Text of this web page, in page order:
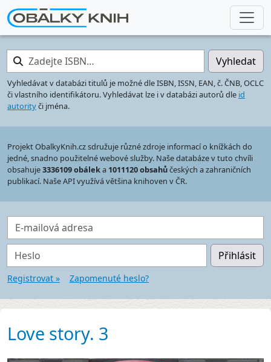
Zadejte ISBN… Vyhledat
Vyhledávat v databázi titulů je možné dle ISBN, ISSN, EAN, č. ČNB, OCLC
či vlastního identifikátoru. Vyhledávat lze i v databázi autorů dle id
autorityči jména.
Projekt ObalkyKnih.cz sdružuje různé zdroje informací o knížkách do
jedné, snadno použitelné webové služby. Naše databáze v tuto chvíli
obsahuje3336109 obáleka 1011120 obsahůčeských a zahraničních
publikací. Naše API využívá většina knihoven v ČR.
E-mailová adresa
Heslo Přihlásit
Registrovat » Zapomenuté heslo?
Love story. 3